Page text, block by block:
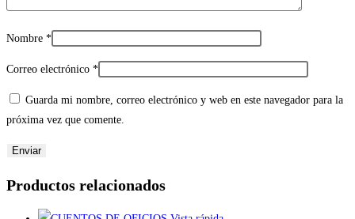
Nombre *
Correo electrónico *
Guarda mi nombre, correo electrónico y web en este navegador para la
próxima vez que comente.
Productos relacionados